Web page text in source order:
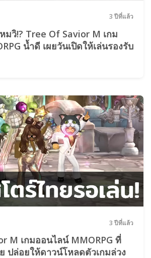
3 ปีที่แล้ว
มวิ!? Tree Of Savior M เกม
น้ำดี เผยวันเปิดให้เล่นรองรับ
3 ปีที่แล้ว
M เกมออนไลน์ MMORPG ที่
ปล่อยให้ดาวน์โหลดตัวเกมล่วง